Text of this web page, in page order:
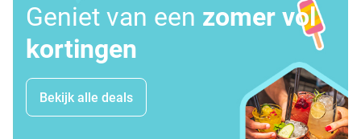
Geniet van een zomer vol
kortingen
Bekijk alle deals